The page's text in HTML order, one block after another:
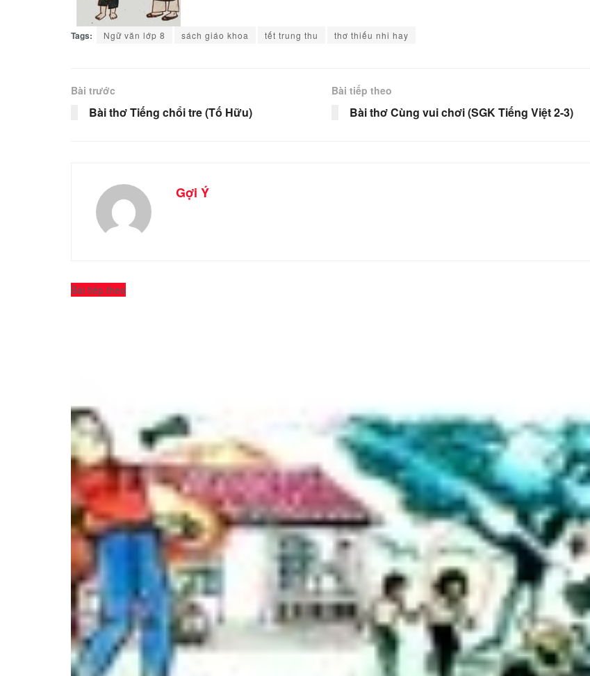
Tags: Ngữ văn lớp 8 sách giáo khoa tết trung thu thơ thiếu nhi hay
Bài trước
Bài thơ Tiếng chổi tre (Tố Hữu)
Bài tiếp theo
Bài thơ Cùng vui chơi (SGK Tiếng Việt 2-3)
Gợi Ý
Bài tiếp theo